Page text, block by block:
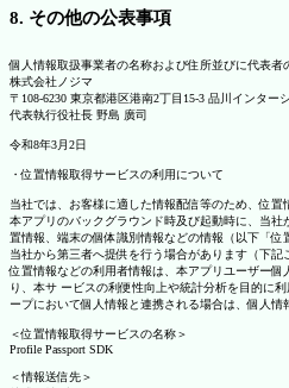
8. その他の公表事項
個人情報取扱事業者の名称および住所並びに代表者
株式会社ノジマ
〒108-6230 東京都港区港南2丁目15-3 品川インター
代表執行役社長 野島 廣司
令和8年3月2日
・位置情報取得サービスの利用について
当社では、お客様に適した情報配信等のため、位置
本アプリのバックグラウンド時及び起動時に、当
置情報、端末の個体識別情報などの情報（以下「位
当社から第三者へ提供を行う場合があります（下記
位置情報などの利用者情報は、本アプリユーザー
り、本サ ービスの利便性向上や統計分析を目的に
ープにおいて個人情報と連携される場合は、個人情
＜位置情報取得サービスの名称＞
Profile Passport SDK
＜情報送信先＞